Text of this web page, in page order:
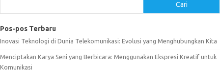
Cari
Pos-pos Terbaru
Inovasi Teknologi di Dunia Telekomunikasi: Evolusi yang Menghubungkan Kita
Menciptakan Karya Seni yang Berbicara: Menggunakan Ekspresi Kreatif untuk
Komunikasi